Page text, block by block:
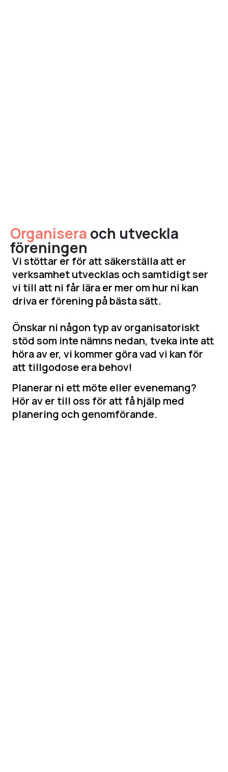
Organisera och utveckla
föreningen
Vi stöttar er för att säkerställa att er
verksamhet utvecklas och samtidigt ser
vi till att ni får lära er mer om hur ni kan
driva er förening på bästa sätt.
Önskar ni någon typ av organisatoriskt
stöd som inte nämns nedan, tveka inte att
höra av er, vi kommer göra vad vi kan för
att tillgodose era behov!
Planerar ni ett möte eller evenemang?
Hör av er till oss för att få hjälp med
planering och genomförande.